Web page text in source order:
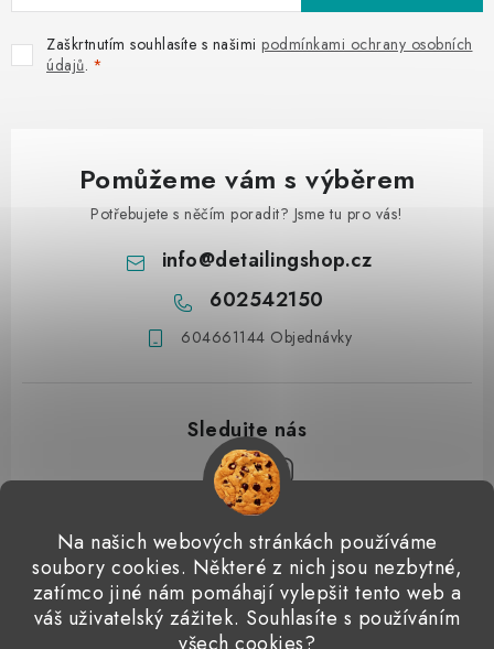
Na našich webových stránkách používáme
soubory cookies. Některé z nich jsou nezbytné,
zatímco jiné nám pomáhají vylepšit tento web a
váš uživatelský zážitek. Souhlasíte s používáním
Zaškrtnutím souhlasíte s našimi podmínkami ochrany osobních
údajů.
Pomůžeme vám s výběrem
Potřebujete s něčím poradit? Jsme tu pro vás!
info@detailingshop.cz
602542150
604661144 Objednávky
Přijímáme online platby
Detailingclub Dodo Juice Gyeon Quartz ValetPRO